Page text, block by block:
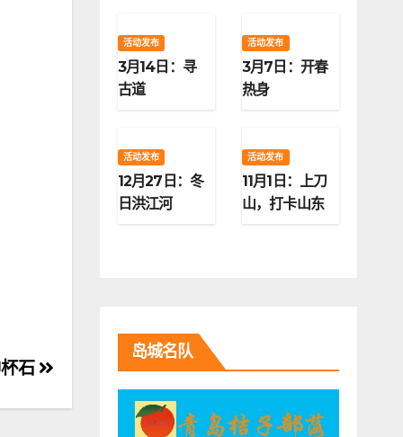
石
活动发布
3月14日：寻
古道
活动发布
3月7日：开春
热身
活动发布
12月27日：冬
日洪江河
活动发布
11月1日：上刀
山，打卡山东
岛城名队